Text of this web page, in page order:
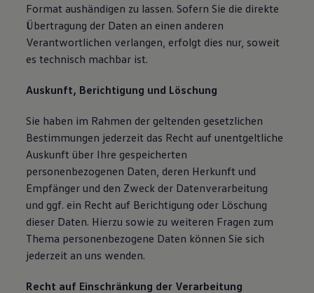
Format aushändigen zu lassen. Sofern Sie die direkte
Übertragung der Daten an einen anderen
Verantwortlichen verlangen, erfolgt dies nur, soweit
es technisch machbar ist.
Auskunft, Berichtigung und Löschung
Sie haben im Rahmen der geltenden gesetzlichen
Bestimmungen jederzeit das Recht auf unentgeltliche
Auskunft über Ihre gespeicherten
personenbezogenen Daten, deren Herkunft und
Empfänger und den Zweck der Datenverarbeitung
und ggf. ein Recht auf Berichtigung oder Löschung
dieser Daten. Hierzu sowie zu weiteren Fragen zum
Thema personenbezogene Daten können Sie sich
jederzeit an uns wenden.
Recht auf Einschränkung der Verarbeitung